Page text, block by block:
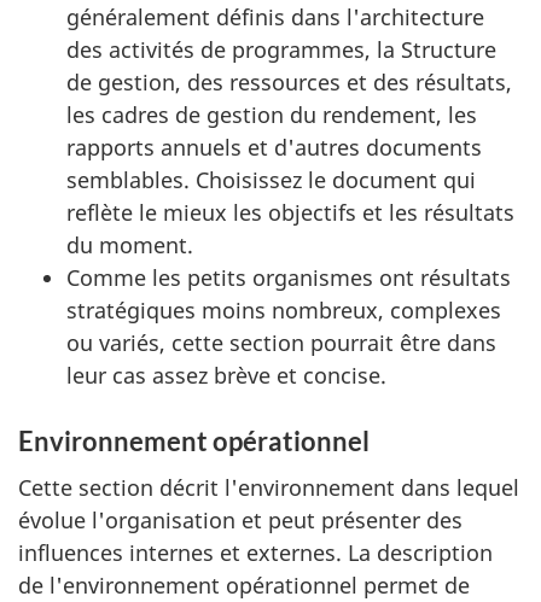
généralement définis dans l'architecture
des activités de programmes, la Structure
de gestion, des ressources et des résultats,
les cadres de gestion du rendement, les
rapports annuels et d'autres documents
semblables. Choisissez le document qui
reflète le mieux les objectifs et les résultats
du moment.
Comme les petits organismes ont résultats
stratégiques moins nombreux, complexes
ou variés, cette section pourrait être dans
leur cas assez brève et concise.
Environnement opérationnel
Cette section décrit l'environnement dans lequel
évolue l'organisation et peut présenter des
influences internes et externes. La description
de l'environnement opérationnel permet de